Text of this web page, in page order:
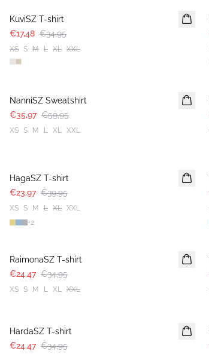
KuviSZ T-shirt
€17,48 €34,95
XS S M L XL XXL
NanniSZ Sweatshirt
€35,97 €59,95
XS S M L XL XXL
HagaSZ T-shirt
€23,97 €39,95
XS S M L XL XXL
+2
RaimonaSZ T-shirt
€24,47 €34,95
XS S M L XL XXL
HardaSZ T-shirt
€24,47 €34,95